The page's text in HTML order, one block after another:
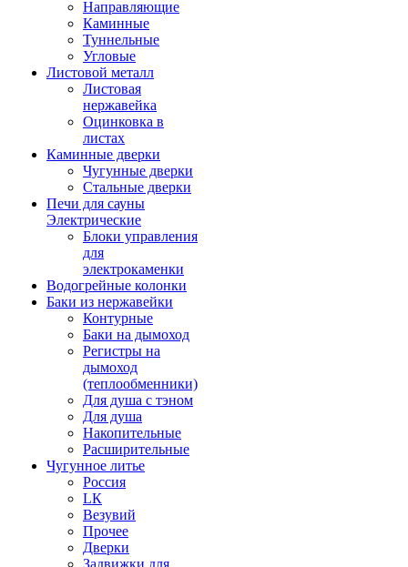
Направляющие
Каминные
Туннельные
Угловые
Листовой металл
Листовая
нержавейка
Оцинковка в
листах
Каминные дверки
Чугунные дверки
Стальные дверки
Печи для сауны
Электрические
Блоки управления
для
электрокаменки
Водогрейные колонки
Баки из нержавейки
Контурные
Баки на дымоход
Регистры на
дымоход
(теплообменники)
Для душа с тэном
Для душа
Накопительные
Расширительные
Чугунное литье
Россия
LК
Везувий
Прочее
Дверки
Задвижки для